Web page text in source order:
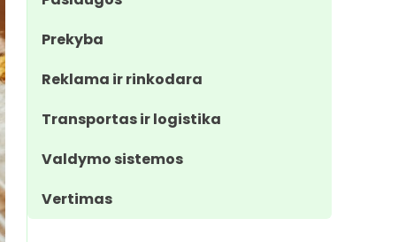
Prekyba
Reklama ir rinkodara
Transportas ir logistika
Valdymo sistemos
Vertimas